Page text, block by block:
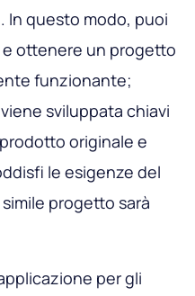
In questo modo, puoi
ottenere un progetto
funzionante;
sviluppata chiavi
originale e
le esigenze del
progetto sarà
per gli